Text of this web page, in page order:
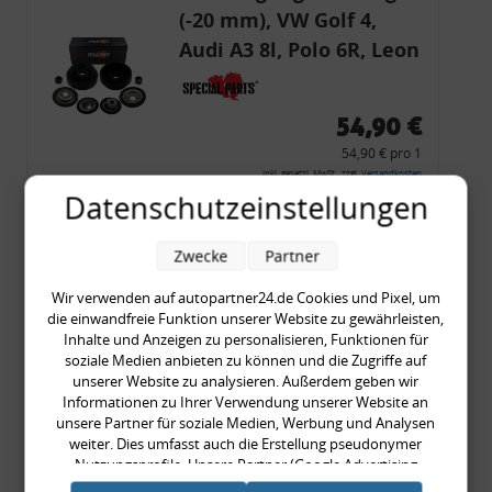
(-20 mm), VW Golf 4,
Audi A3 8l, Polo 6R, Leon
54,90 €
54,90 € pro 1
inkl. gesetzl. MwSt., zzgl.Versandkosten
Merkzettel
Zum Artikel
Rückleuchtenband mit
Blinker, rot, US-Ecken,
Audi 80 Cabrio, Typ 89,
OE-Nr.: 8G0945225 +
8G0945225C
999,99 €
Datenschutzeinstellungen
Wir verwenden auf autopartner24.de Cookies und Pixel, um
die einwandfreie Funktion unserer Website zu gewährleisten,
Inhalte und Anzeigen zu personalisieren, Funktionen für
soziale Medien anbieten zu können und die Zugriffe auf
unserer Website zu analysieren. Außerdem geben wir
Informationen zu Ihrer Verwendung unserer Website an
unsere Partner für soziale Medien, Werbung und Analysen
weiter. Dies umfasst auch die Erstellung pseudonymer
Nutzungsprofile. Unsere Partner (Google Advertising
Products) führen diese Informationen möglicherweise mit
Zwecke Partner